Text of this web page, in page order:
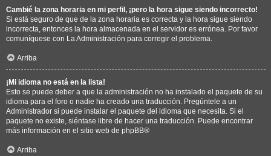
Cambié la zona horaria en mi perfil, ¡pero la hora sigue siendo incorrecto!
Si está seguro de que de la zona horaria es correcta y la hora sigue siendo
incorrecta, entonces la hora almacenada en el servidor es errónea. Por favor
comuníquese con La Administración para corregir el problema.
Arriba
¡Mi idioma no está en la lista!
Esto se puede deber a que la administración no ha instalado el paquete de su
idioma para el foro o nadie ha creado una traducción. Pregúntele a un
Administrador si puede instalar el paquete del idioma que necesita. Si el
paquete no existe, siéntase libre de hacer una traducción. Puede encontrar
más información en el sitio web de phpBB®
Arriba